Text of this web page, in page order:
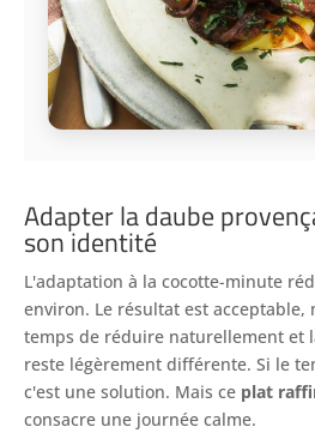
Adapter la daube
son identité
L'adaptation à la cocotte-minute
environ. Le résultat est acceptable,
temps de réduire naturellement et
reste légèrement différente. Si le
c'est une solution. Mais ce plat
consacre une journée calme.